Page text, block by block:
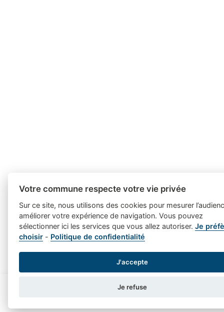
Votre commune respecte votre vie privée
Sur ce site, nous utilisons des cookies pour mesurer
améliorer votre expérience de navigation. Vous pouvez
sélectionner ici les services que vous allez autoriser.Je
choisir - Politique de confidentialité
J'accepte
Je refuse